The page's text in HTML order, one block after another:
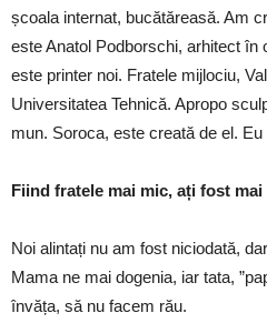
școala internat, bucătăreasă. Am
este Anatol Podborschi, arhitect în
este printer noi. Fratele mijlociu,
Universitatea Tehnică. Apropo
mun. Soroca, este creată de el.
Fiind fratele mai mic, ați fost
Noi alintați nu am fost niciodată,
Mama ne mai dogenia, iar tata,
învăța, să nu facem rău.